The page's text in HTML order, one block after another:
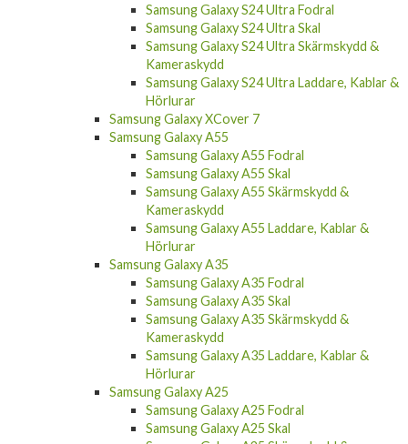
Samsung Galaxy S24 Ultra Fodral
Samsung Galaxy S24 Ultra Skal
Samsung Galaxy S24 Ultra Skärmskydd &
Kameraskydd
Samsung Galaxy S24 Ultra Laddare, Kablar &
Hörlurar
Samsung Galaxy XCover 7
Samsung Galaxy A55
Samsung Galaxy A55 Fodral
Samsung Galaxy A55 Skal
Samsung Galaxy A55 Skärmskydd &
Kameraskydd
Samsung Galaxy A55 Laddare, Kablar &
Hörlurar
Samsung Galaxy A35
Samsung Galaxy A35 Fodral
Samsung Galaxy A35 Skal
Samsung Galaxy A35 Skärmskydd &
Kameraskydd
Samsung Galaxy A35 Laddare, Kablar &
Hörlurar
Samsung Galaxy A25
Samsung Galaxy A25 Fodral
Samsung Galaxy A25 Skal